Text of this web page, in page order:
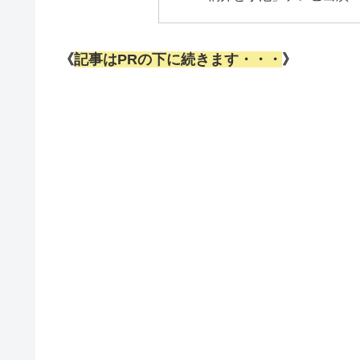
《記事はPRの下に続きます・・・ 》